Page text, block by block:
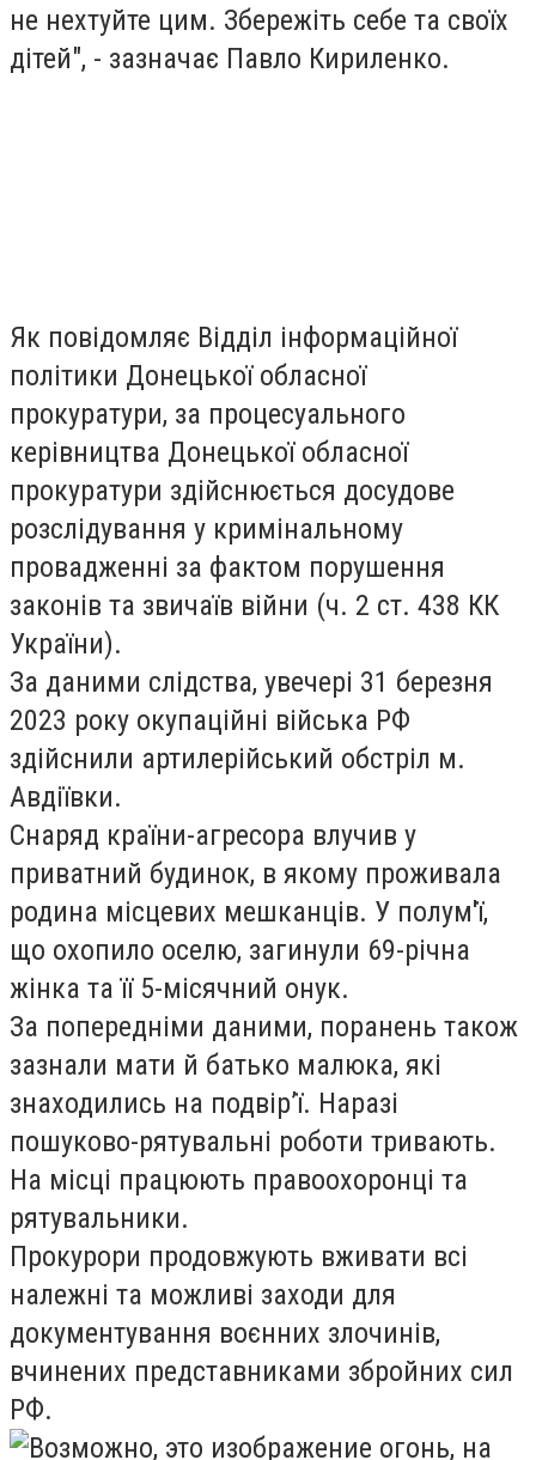
не нехтуйте цим. Збережіть себе та своїх
дітей", - зазначає Павло Кириленко.
Як повідомляє Відділ інформаційної
політики Донецької обласної
прокуратури, за процесуального
керівництва Донецької обласної
прокуратури здійснюється досудове
розслідування у кримінальному
провадженні за фактом порушення
законів та звичаїв війни (ч. 2 ст. 438 КК
України).
За даними слідства, увечері 31 березня
2023 року окупаційні війська РФ
здійснили артилерійський обстріл м.
Авдіївки.
Снаряд країни-агресора влучив у
приватний будинок, в якому проживала
родина місцевих мешканців. У полум'ї,
що охопило оселю, загинули 69-річна
жінка та її 5-місячний онук.
За попередніми даними, поранень також
зазнали мати й батько малюка, які
знаходились на подвір’ї. Наразі
пошуково-рятувальні роботи тривають.
На місці працюють правоохоронці та
рятувальники.
Прокурори продовжують вживати всі
належні та можливі заходи для
документування воєнних злочинів,
вчинених представниками збройних сил
РФ.